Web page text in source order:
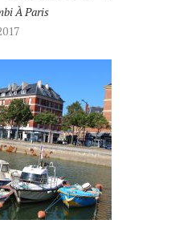
À Paris